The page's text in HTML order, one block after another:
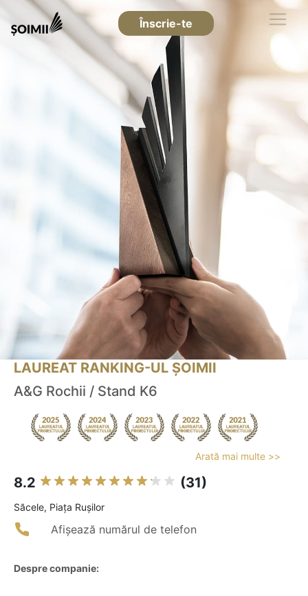
Înscrie-te
LAUREAT RANKING-UL ȘOIMII
A&G Rochii / Stand K6
Arată mai multe >>
8.2 (31)
Săcele, Piaţa Ruşilor
Afișează numărul de telefon
Despre companie: